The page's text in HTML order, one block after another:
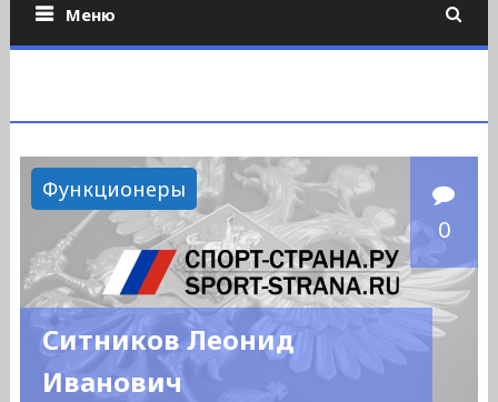
Меню
Функционеры
0
Ситников Леонид
Иванович